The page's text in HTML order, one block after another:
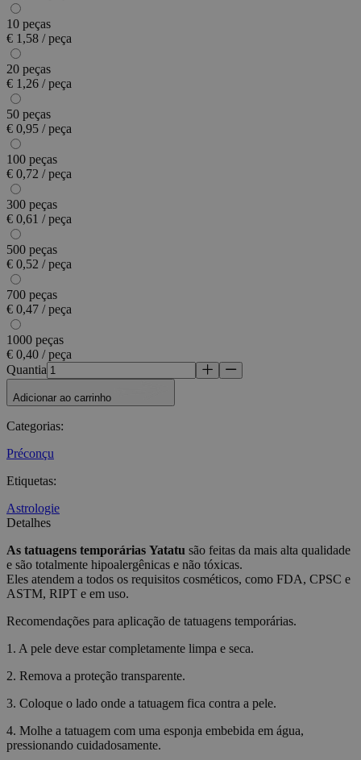
10 peças
€ 1,58 / peça
20 peças
€ 1,26 / peça
50 peças
€ 0,95 / peça
100 peças
€ 0,72 / peça
300 peças
€ 0,61 / peça
500 peças
€ 0,52 / peça
700 peças
€ 0,47 / peça
1000 peças
€ 0,40 / peça
Quantia
Adicionar ao carrinho
Categorias:
Préconçu
Etiquetas:
Astrologie
Detalhes
As tatuagens temporárias Yatatu são feitas da mais alta qualidade
e são totalmente hipoalergênicas e não tóxicas.
Eles atendem a todos os requisitos cosméticos, como FDA, CPSC e
ASTM, RIPT e em uso.
Recomendações para aplicação de tatuagens temporárias.
1. A pele deve estar completamente limpa e seca.
2. Remova a proteção transparente.
3. Coloque o lado onde a tatuagem fica contra a pele.
4. Molhe a tatuagem com uma esponja embebida em água,
pressionando cuidadosamente.